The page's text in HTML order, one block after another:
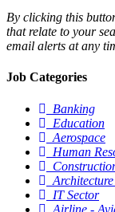
By clicking this
that relate to your
email alerts at any
Job Categories
Banking
Education
Aerospace
Human
IT Sector
Airline -